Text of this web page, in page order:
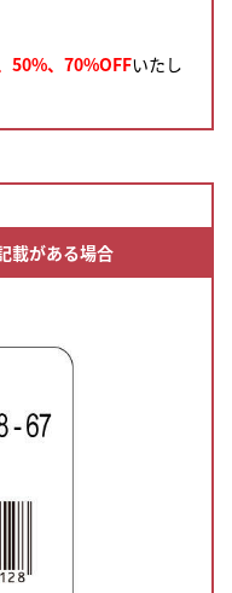
50%、70%OFFいたし
載がある場合